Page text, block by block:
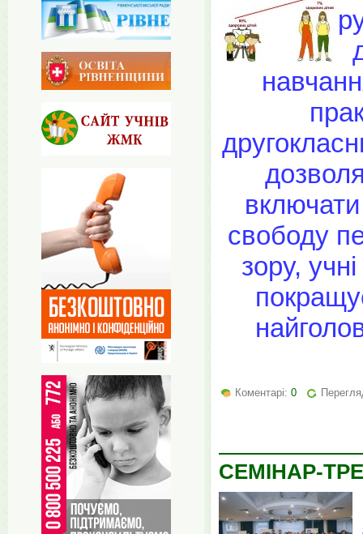
включати
свободу
зору,
Коментарі: 0
СЕМІНАР-